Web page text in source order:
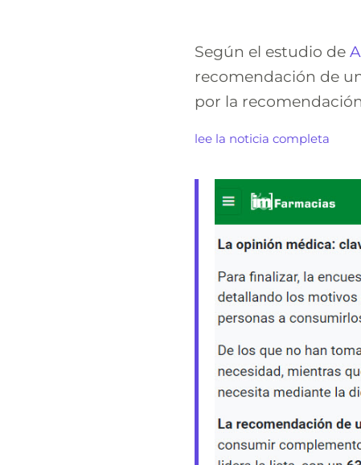
Según el estudio de
recomendación de
por la
lee la noticia completa